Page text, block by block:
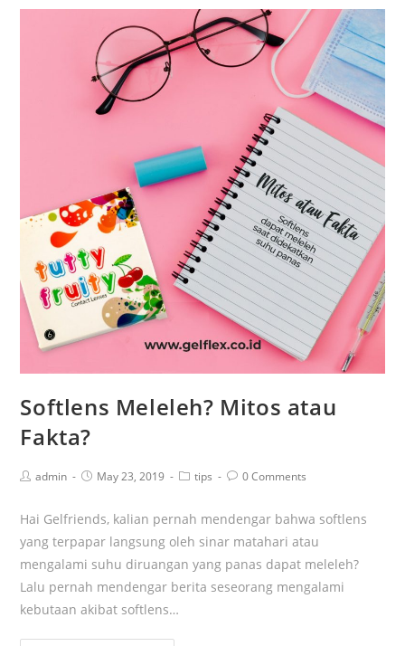
Softlens Meleleh? Mitos atau
Fakta?
admin May 23, 2019 tips 0 Comments
Hai Gelfriends, kalian pernah mendengar bahwa softlens
yang terpapar langsung oleh sinar matahari atau
mengalami suhu diruangan yang panas dapat meleleh?
Lalu pernah mendengar berita seseorang mengalami
kebutaan akibat softlens…